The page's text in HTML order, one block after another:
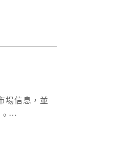
場信息，並
。⋯